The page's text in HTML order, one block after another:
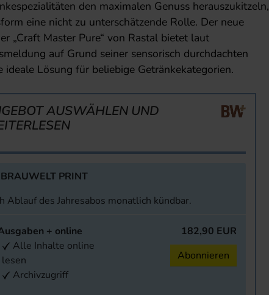
den maximalen Genuss herauszukitzeln,
eine nicht zu unterschätzende Rolle. Der neue
„Craft Master Pure“ von Rastal bietet laut
auf Grund seiner sensorisch durchdachten
ideale Lösung für beliebige Getränkekategorien.
AUSWÄHLEN UND
BRAUWELT PRINT
Ablauf des Jahresabos monatlich kündbar.
+ online
Alle Inhalte online
lesen
Archivzugriff
182,90 EUR
Abonnieren